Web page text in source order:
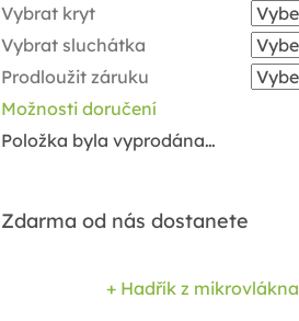
Vybrat kryt
Vybrat sluchátka
Prodloužit záruku
Možnosti doručení
Položka byla vyprodána…
Zdarma od nás dostanete
+ Hadřík z mikrovlákna